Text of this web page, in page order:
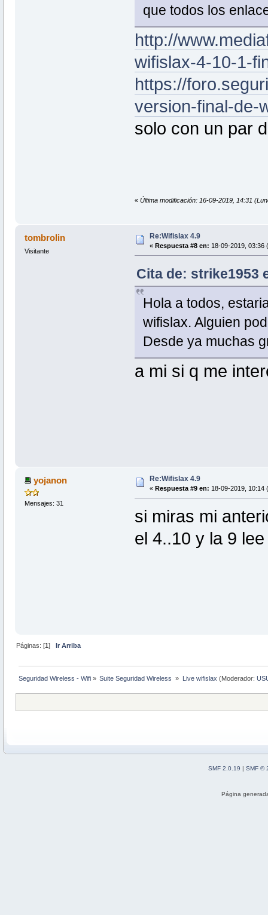
que todos los
http://
wifislax-4-10-1-
https://
version-final-de-
solo con un par
« Última modificación: 16-09-2019, 14:31
tombrolin
Visitante
Re:Wifislax 4.9
« Respuesta #8 en: 18-09-2019, 03:36
Cita de: strike1953
Hola a todos,
wifislax. Alguien
Desde ya muchas
a mi si q me
yojanon
Mensajes: 31
Re:Wifislax 4.9
« Respuesta #9 en: 18-09-2019, 10:14
si miras mi
el 4..10 y la 9
Páginas: [1]Ir Arriba
Seguridad Wireless - Wifi » Suite Seguridad Wireless » Live wifislax (Moderador:
SMF 2.0.19 | SMF ©
Página